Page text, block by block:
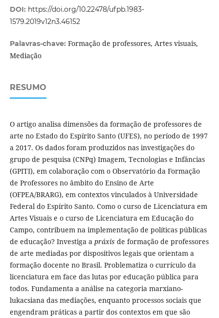
DOI: https://doi.org/10.22478/ufpb.1983-
1579.2019v12n3.46152
Palavras-chave: Formação de professores, Artes visuais,
Mediação
RESUMO
O artigo analisa dimensões da formação de professores de
arte no Estado do Espírito Santo (UFES), no período de 1997
a 2017. Os dados foram produzidos nas investigações do
grupo de pesquisa (CNPq) Imagem, Tecnologias e Infâncias
(GPITI), em colaboração com o Observatório da Formação
de Professores no âmbito do Ensino de Arte
(OFPEA/BRARG), em contextos vinculados à Universidade
Federal do Espírito Santo. Como o curso de Licenciatura em
Artes Visuais e o curso de Licenciatura em Educação do
Campo, contribuem na implementação de políticas públicas
de educação? Investiga a práxis de formação de professores
de arte mediadas por dispositivos legais que orientam a
formação docente no Brasil. Problematiza o currículo da
licenciatura em face das lutas por educação pública para
todos. Fundamenta a análise na categoria marxiano-
lukacsiana das mediações, enquanto processos sociais que
engendram práticas a partir dos contextos em que são